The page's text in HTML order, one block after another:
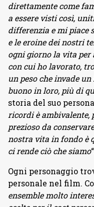
direttamente come
a essere visti così,
differenzia e mi piace
e le eroine dei nostri
ogni giorno la vita
con cui ho lavorato,
un peso che invade un
buono in loro, più di
storia del suo
ricordi è ambivalente,
prezioso da
nostra vita in fondo è
ci rende ciò che siamo
Ogni personaggio
personale nel film.
ensemble molto